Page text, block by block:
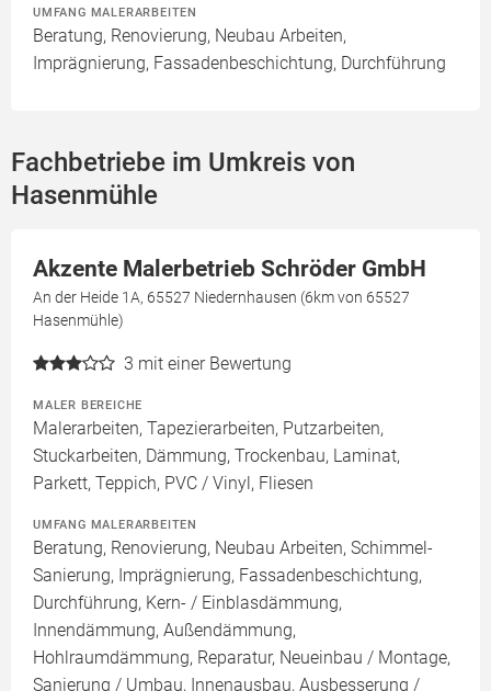
UMFANG MALERARBEITEN
Beratung, Renovierung, Neubau Arbeiten,
Imprägnierung, Fassadenbeschichtung, Durchführung
Fachbetriebe im Umkreis von
Hasenmühle
Akzente Malerbetrieb Schröder GmbH
An der Heide 1A, 65527 Niedernhausen (6km von 65527
Hasenmühle)
3 mit einer Bewertung
MALER BEREICHE
Malerarbeiten, Tapezierarbeiten, Putzarbeiten,
Stuckarbeiten, Dämmung, Trockenbau, Laminat,
Parkett, Teppich, PVC / Vinyl, Fliesen
UMFANG MALERARBEITEN
Beratung, Renovierung, Neubau Arbeiten, Schimmel-
Sanierung, Imprägnierung, Fassadenbeschichtung,
Durchführung, Kern- / Einblasdämmung,
Innendämmung, Außendämmung,
Hohlraumdämmung, Reparatur, Neueinbau / Montage,
Sanierung / Umbau, Innenausbau, Ausbesserung /